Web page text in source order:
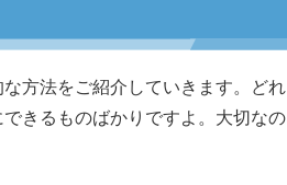
方法をご紹介していきます。どれ
きるものばかりですよ。大切なの